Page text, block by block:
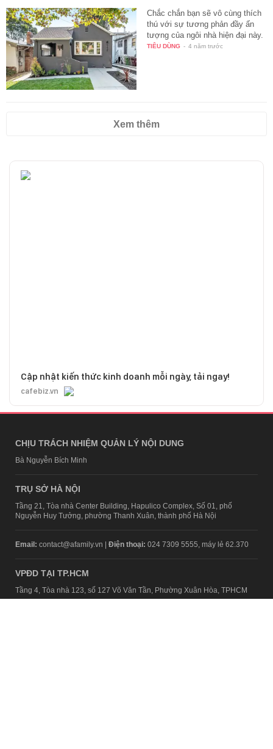
Chắc chắn bạn sẽ vô cùng thích
thú với sự tương phản đầy ấn
tượng của ngôi nhà hiện đại này.
TIÊU DÙNG - 4 năm trước
Xem thêm
Cập nhật kiến thức kinh doanh mỗi ngày, tải ngay!
cafebiz.vn
CHỊU TRÁCH NHIỆM QUẢN LÝ NỘI DUNG
Bà Nguyễn Bích Minh
TRỤ SỞ HÀ NỘI
Tầng 21, Tòa nhà Center Building, Hapulico Complex, Số 01, phố
Nguyễn Huy Tưởng, phường Thanh Xuân, thành phố Hà Nội
Email: contact@afamily.vn | Điện thoại: 024 7309 5555, máy lẻ 62.370
VPĐD TẠI TP.HCM
Tầng 4, Tòa nhà 123, số 127 Võ Văn Tần, Phường Xuân Hòa, TPHCM